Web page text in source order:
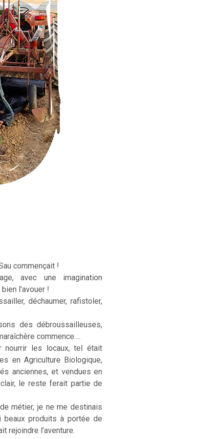
commençait !
avec une imagination
l’avouer !
déchaumer, rafistoler,
des débroussailleuses,
commence….
nourrir les locaux, tel était
en Agriculture Biologique,
anciennes, et vendues en
le reste ferait partie de
métier, je ne me destinais
produits à portée de
rejoindre l’aventure.